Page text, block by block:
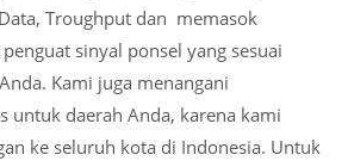
Troughput dan memasok
sinyal ponsel yang sesuai
Kami juga menangani
untuk daerah Anda, karena kami
ke seluruh kota di Indonesia. Untuk